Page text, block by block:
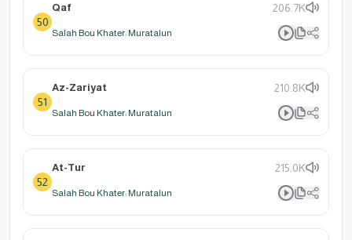
50
Qaf 206.7K
Salah Bou Khater: Muratalun
51
Az-Zariyat 210.8K
Salah Bou Khater: Muratalun
52
At-Tur 215.0K
Salah Bou Khater: Muratalun